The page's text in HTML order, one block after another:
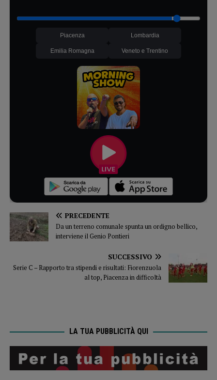
Piacenza Lombardia
Emilia Romagna Veneto e Trentino
PRECEDENTE
Da un terreno comunale spunta un ordigno bellico,
interviene il Genio Pontieri
SUCCESSIVO
Serie C – Rapporto tra stipendi e risultati: Fiorenzuola
al top, Piacenza in difficoltà
LA TUA PUBBLICITÀ QUI